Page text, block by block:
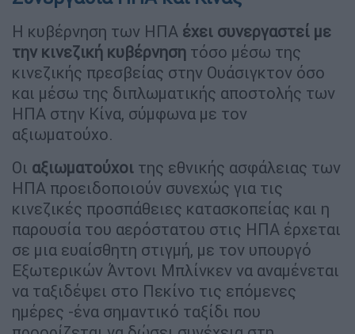
Η κυβέρνηση των ΗΠΑ έχει συνεργαστεί με
την κινεζική κυβέρνηση τόσο μέσω της
κινεζικής πρεσβείας στην Ουάσιγκτον όσο
και μέσω της διπλωματικής αποστολής των
ΗΠΑ στην Κίνα, σύμφωνα με τον
αξιωματούχο.
Οι αξιωματούχοι της εθνικής ασφάλειας των
ΗΠΑ προειδοποιούν συνεχώς για τις
κινεζικές προσπάθειες κατασκοπείας και η
παρουσία του αερόστατου στις ΗΠΑ έρχεται
σε μια ευαίσθητη στιγμή, με τον υπουργό
Εξωτερικών Άντονι Μπλίνκεν να αναμένεται
να ταξιδέψει στο Πεκίνο τις επόμενες
ημέρες -ένα σημαντικό ταξίδι που